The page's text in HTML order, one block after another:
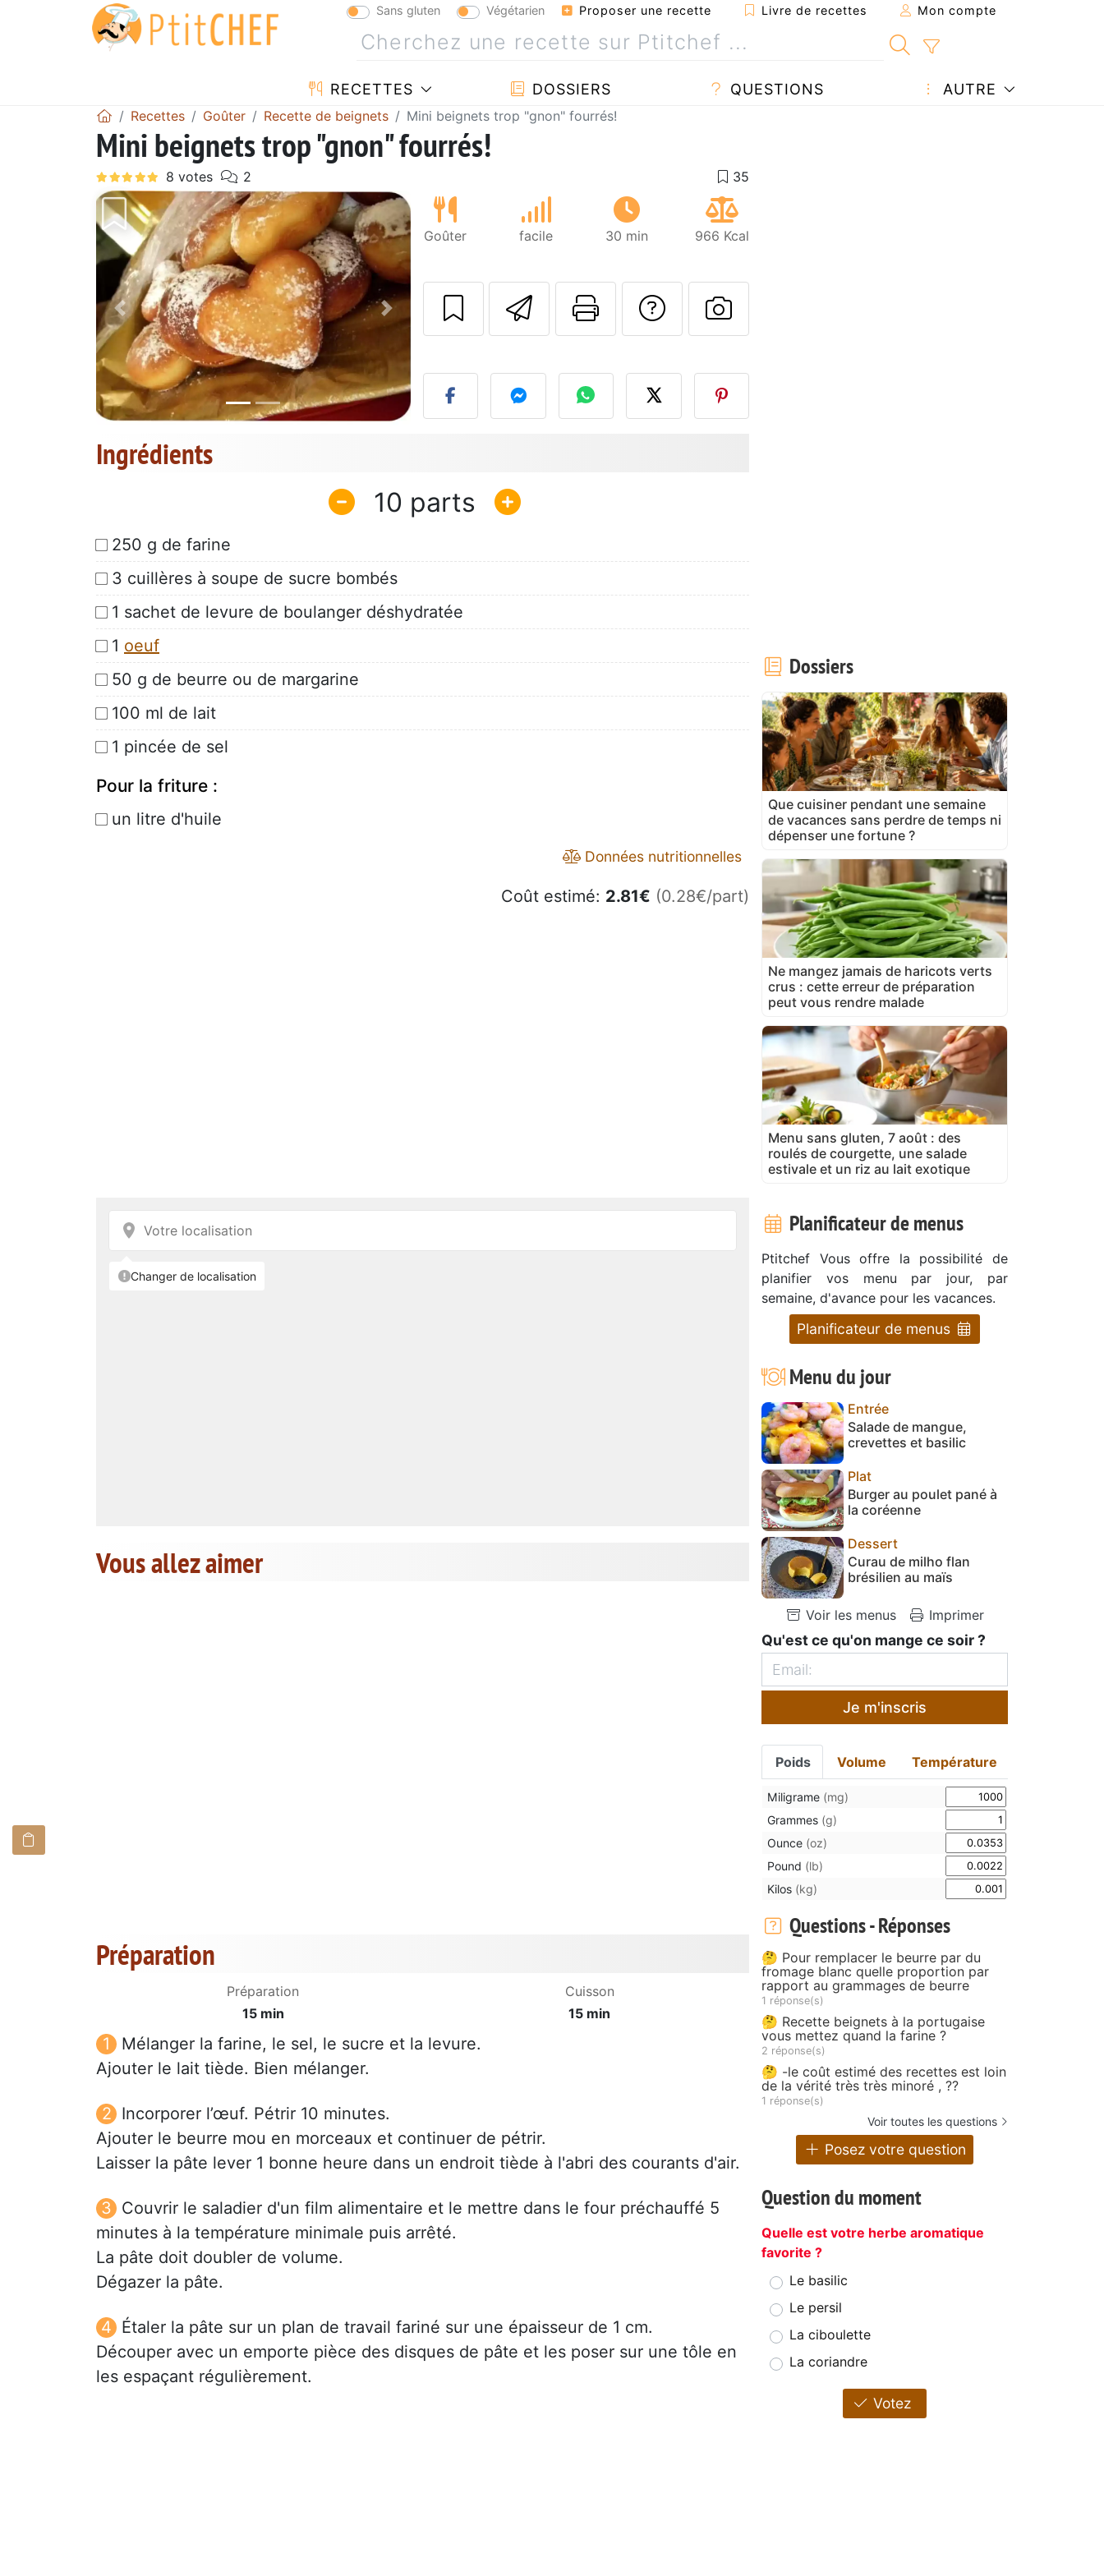
Sans gluten Végétarien Proposer une recette Livre de recettes Mon compte
RECETTES DOSSIERS QUESTIONS AUTRE
Recettes Goûter Recette de beignets Mini beignets trop "gnon" fourrés!
Mini beignets trop "gnon" fourrés!
Précédent Suivant
Goûter facile 30 min 966 Kcal
Envoyer cette recette à un ami
Imprimer cette page
Poser une question à l'auteur
Publier votre photo de cette
Ingrédients
10
250 g de farine
3 cuillères à soupe de sucre bombés
1 sachet de levure de boulanger déshydratée
1 oeuf
50 g de beurre ou de margarine
100 ml de lait
1 pincée de sel
Pour la friture :
un litre d'huile
Données nutritionnelles
Coût estimé: 2.81€ (0.28€/part)
Vous allez aimer
Préparation
Préparation
15 min
Cuisson
15 min
Mélanger la farine, le sel, le sucre et la levure.
Ajouter le lait tiède. Bien mélanger.
Incorporer l’œuf. Pétrir 10 minutes.
Ajouter le beurre mou en morceaux et continuer de pétrir.
Laisser la pâte lever 1 bonne heure dans un endroit tiède à l'abri des courants d'air.
Couvrir le saladier d'un film alimentaire et le mettre dans le four préchauffé 5
minutes à la température minimale puis arrêté.
La pâte doit doubler de volume.
Dégazer la pâte.
Étaler la pâte sur un plan de travail fariné sur une épaisseur de 1 cm.
Découper avec un emporte pièce des disques de pâte et les poser sur une tôle en
les espaçant régulièrement.
Dossiers
Que cuisiner pendant une semaine
de vacances sans perdre de temps ni
dépenser une fortune ?
Ne mangez jamais de haricots verts
crus : cette erreur de préparation
peut vous rendre malade
Menu sans gluten, 7 août : des
roulés de courgette, une salade
estivale et un riz au lait exotique
Planificateur de menus
Ptitchef Vous offre la possibilité de
planifier vos menu par jour, par
semaine, d'avance pour les vacances.
Planificateur de menus
Menu du jour
Entrée
Salade de mangue,
crevettes et basilic
Plat
Burger au poulet pané à
la coréenne
Dessert
Curau de milho flan
brésilien au maïs
Voir les menus Imprimer
Qu'est ce qu'on mange ce soir ?
Je m'inscris
Poids Volume Température
Miligrame (mg)
Grammes (g)
Ounce (oz)
Pound (lb)
Kilos (kg)
Questions - Réponses
🤔 Pour remplacer le beurre par du
fromage blanc quelle proportion par
rapport au grammages de beurre
1 réponse(s)
🤔 Recette beignets à la portugaise
vous mettez quand la farine ?
2 réponse(s)
🤔 -le coût estimé des recettes est loin
de la vérité très très minoré , ??
1 réponse(s)
Voir toutes les questions
Posez votre question
Question du moment
Quelle est votre herbe aromatique
favorite ?
Le basilic
Le persil
La ciboulette
La coriandre
Votez